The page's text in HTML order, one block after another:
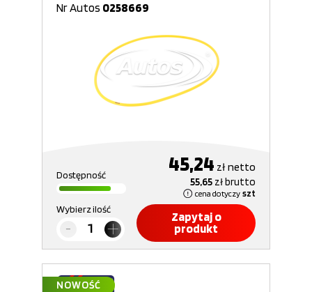
Nr Autos 0258669
Dostępność 45,24 złnetto
55,65 złbrutto
cena dotyczy szt
Wybierz ilość
Zapytaj o
produkt
NOWOŚĆ